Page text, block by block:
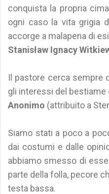
conquista la propria
ogni caso la vita grigia
accorge a malapena di
Stanisław Ignacy
Il pastore cerca sempre
gli interessi del
Anonimo (attribuito a
Siamo stati a poco a
dai costumi e dalle
abbiamo smesso di
parte della folla, pecore
testa bassa.